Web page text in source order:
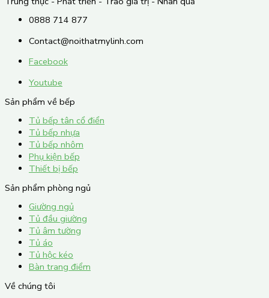
0888 714 877
Contact@noithatmylinh.com
Facebook
Youtube
Sản phẩm về bếp
Tủ bếp tân cổ điển
Tủ bếp nhựa
Tủ bếp nhôm
Phụ kiện bếp
Thiết bị bếp
Sản phẩm phòng ngủ
Giường ngủ
Tủ đầu giường
Tủ âm tường
Tủ áo
Tủ hộc kéo
Bàn trang điểm
Về chúng tôi